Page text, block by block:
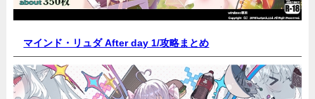
マインド・リュダ After day 1/攻略まとめ